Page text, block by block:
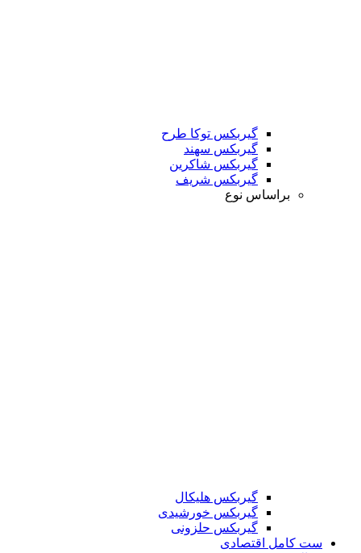
گیربکس توکا طرح
گیربکس سهند
گیربکس شاکرین
گیربکس شریف
براساس نوع
گیربکس هلیکال
گیربکس خورشیدی
گیربکس حلزونی
ست کامل اقتصادی